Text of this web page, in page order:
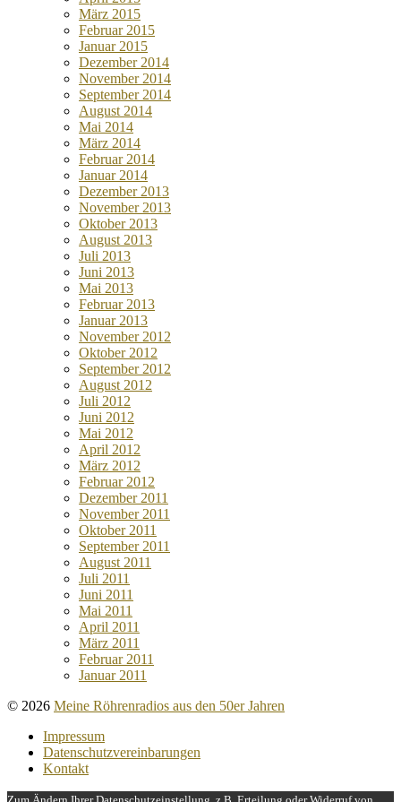
März 2015
Februar 2015
Januar 2015
Dezember 2014
November 2014
September 2014
August 2014
Mai 2014
März 2014
Februar 2014
Januar 2014
Dezember 2013
November 2013
Oktober 2013
August 2013
Juli 2013
Juni 2013
Mai 2013
Februar 2013
Januar 2013
November 2012
Oktober 2012
September 2012
August 2012
Juli 2012
Juni 2012
Mai 2012
April 2012
März 2012
Februar 2012
Dezember 2011
November 2011
Oktober 2011
September 2011
August 2011
Juli 2011
Juni 2011
Mai 2011
April 2011
März 2011
Februar 2011
Januar 2011
© 2026 Meine Röhrenradios aus den 50er Jahren
Impressum
Datenschutzvereinbarungen
Kontakt